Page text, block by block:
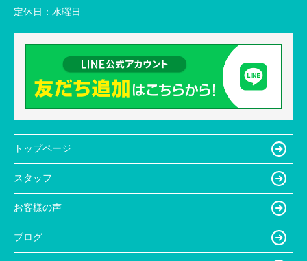
定休日： 水曜日
トップページ
スタッフ
お客様の声
ブログ